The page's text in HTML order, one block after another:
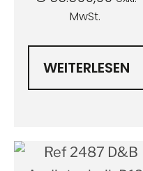
MwSt.
WEITERLESEN